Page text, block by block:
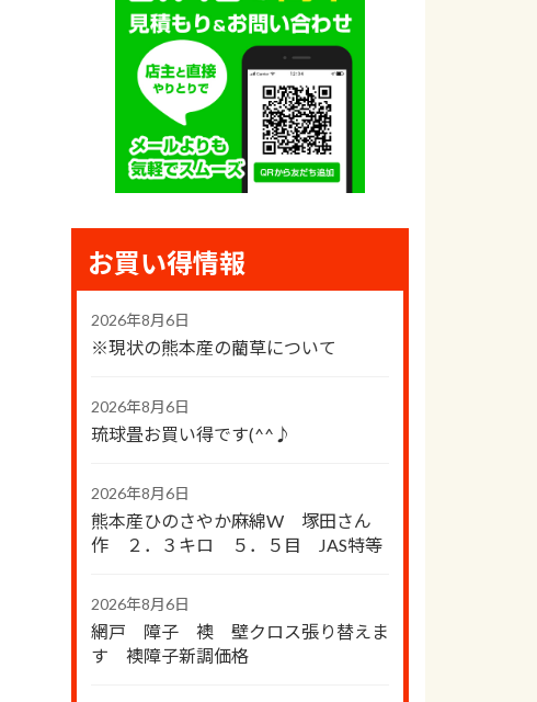
お買い得情報
2026年8月6日
※現状の熊本産の藺草について
2026年8月6日
琉球畳お買い得です(^^♪
2026年8月6日
熊本産ひのさやか麻綿W 塚田さん
作 ２．３キロ ５．５目 JAS特等
2026年8月6日
網戸 障子 襖 壁クロス張り替えま
す 襖障子新調価格